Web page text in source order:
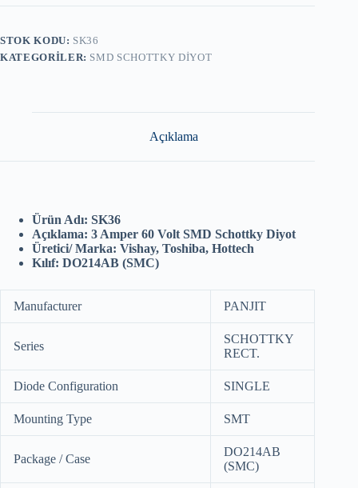
STOK KODU: SK36
KATEGORILER: SMD SCHOTTKY DIYOT
Açıklama
Ürün Adı: SK36
Açıklama: 3 Amper 60 Volt SMD Schottky Diyot
Üretici/ Marka: Vishay, Toshiba, Hottech
Kılıf: DO214AB (SMC)
Manufacturer PANJIT
Series
SCHOTTKY
RECT.
Diode Configuration SINGLE
Mounting Type SMT
Package / Case
DO214AB
(SMC)